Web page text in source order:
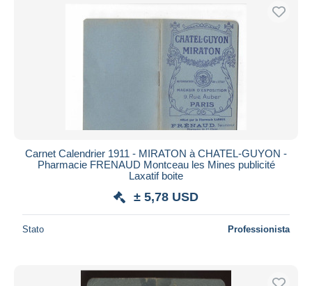
Carnet Calendrier 1911 - MIRATON à CHATEL-GUYON -
Pharmacie FRENAUD Montceau les Mines publicité
Laxatif boite
± 5,78 USD
Stato Professionista